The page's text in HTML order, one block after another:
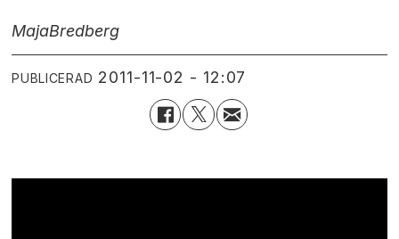
MajaBredberg
PUBLICERAD 2011-11-02 - 12:07